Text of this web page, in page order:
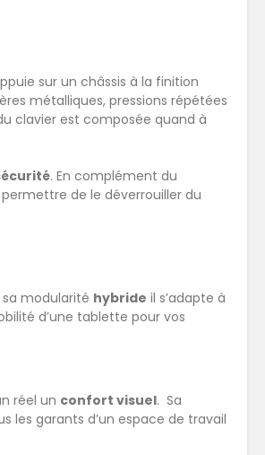
sur un châssis à la finition
métalliques, pressions répétées
clavier est composée quand à
. En complément du
de le déverrouiller du
sa modularité hybride il s’adapte à
d’une tablette pour vos
réel un confort visuel. Sa
les garants d’un espace de travail